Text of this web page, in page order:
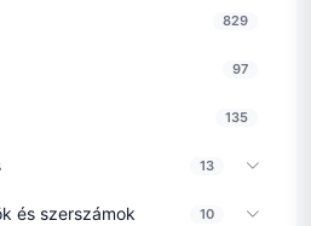
829
97
135
13
és szerszámok 10